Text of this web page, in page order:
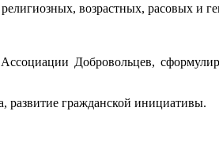
возрастных, расовых и
Добровольцев,
развитие гражданской инициативы.